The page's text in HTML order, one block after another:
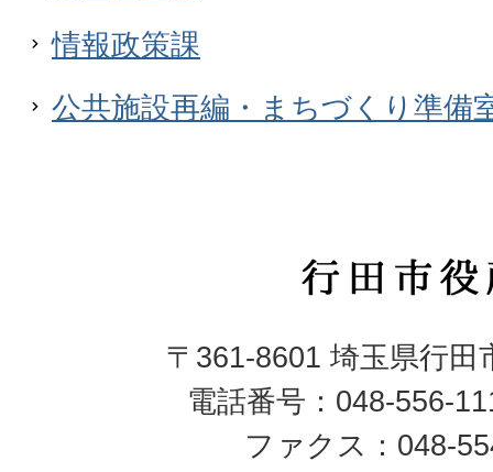
情報政策課
公共施設再編・まちづくり準備
行
市
役
所
〒361-8601 埼玉県行田
電話番号：048-556-
ファクス：048-